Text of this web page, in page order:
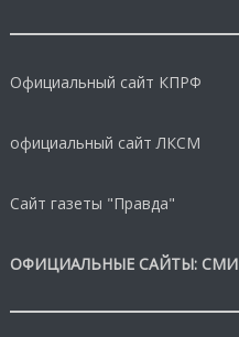
Официальный сайт КПРФ
официальный сайт ЛКСМ
Сайт газеты "Правда"
ОФИЦИАЛЬНЫЕ САЙТЫ: СМИ